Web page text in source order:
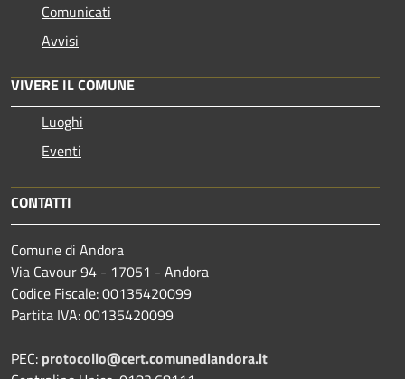
Comunicati
Avvisi
VIVERE IL COMUNE
Luoghi
Eventi
CONTATTI
Comune di Andora
Via Cavour 94 - 17051 - Andora
Codice Fiscale: 00135420099
Partita IVA: 00135420099
PEC: protocollo@cert.comunediandora.it